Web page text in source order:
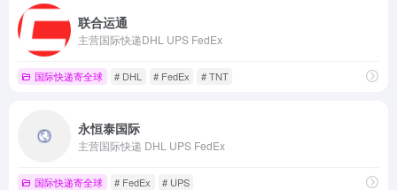
联合运通
主营国际快递DHL UPS FedEx
国际快递寄全球 # DHL # FedEx # TNT
永恒泰国际
主营国际快递 DHL UPS FedEx
国际快递寄全球 # FedEx # UPS